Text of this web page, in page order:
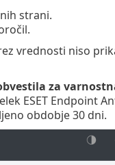
strani.
vrednosti niso
za
ESET Endpoint
obdobje 30 dni.